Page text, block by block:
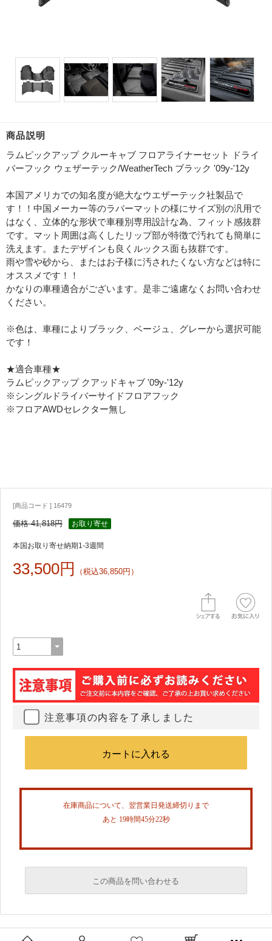
商品説明
ラムピックアップ クルーキャブ フロアライナーセット ドライ
バーフック ウェザーテック/WeatherTech ブラック '09y-'12y
本国アメリカでの知名度が絶大なウエザーテック社製品で
す！！中国メーカー等のラバーマットの様にサイズ別の汎用で
はなく、立体的な形状で車種別専用設計な為、フィット感抜群
です。マット周囲は高くしたリップ部が特徴で汚れても簡単に
洗えます。またデザインも良くルックス面も抜群です。
雨や雪や砂から、またはお子様に汚されたくない方などは特に
オススメです！！
かなりの車種適合がございます。是非ご遠慮なくお問い合わせ
ください。
※色は、車種によりブラック、ベージュ、グレーから選択可能
です！
★適合車種★
ラムピックアップ クアッドキャブ '09y-'12y
※シングルドライバーサイドフロアフック
※フロアAWDセレクター無し
[商品コード ] 16479
価格 41,818円 お取り寄せ
本国お取り寄せ納期1-3週間
33,500円 （税込36,850円）
注意事項の内容を了承しました
在庫商品について、翌営業日発送締切りまで
あと 19時間45分22秒
この商品を問い合わせる